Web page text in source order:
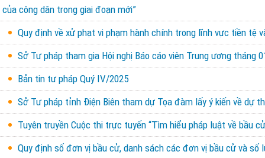
của công dân trong giai đoạn mới”
Quy định về xử phạt vi phạm hành chính trong lĩnh vực tiền tệ
Sở Tư pháp tham gia Hội nghị Báo cáo viên Trung ương
Bản tin tư pháp Quý IV/2025
Sở Tư pháp tỉnh Điện Biên tham dự Tọa đàm lấy ý kiến về dự
Tuyên truyền Cuộc thi trực tuyến “Tìm hiểu pháp luật về bầu
Quy định số đơn vị bầu cử, danh sách các đơn vị bầu cử và